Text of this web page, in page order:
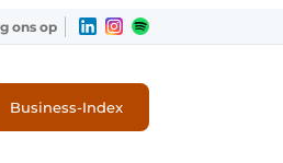
ons op
Business-Index